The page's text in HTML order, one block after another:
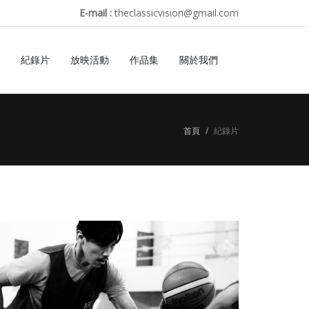
E-mail :theclassicvision@gmail.com
紀錄片 放映活動 作品集 關於我們
首頁 紀錄片